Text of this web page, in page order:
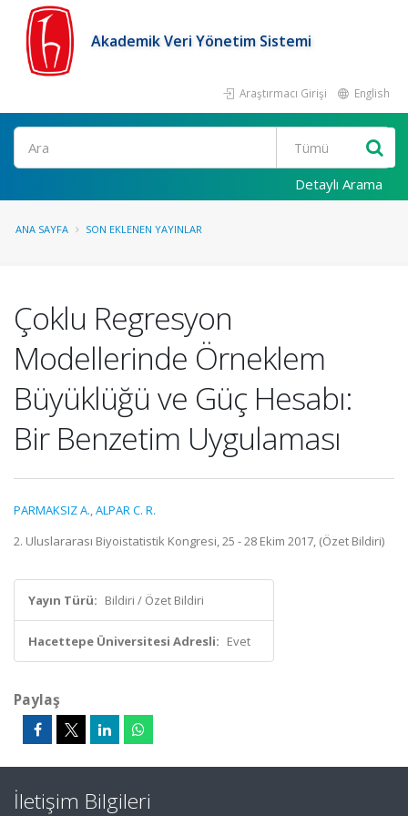
Akademik Veri Yönetim Sistemi
Araştırmacı Girişi English
Ara
Detaylı Arama
ANA SAYFA SON EKLENEN YAYINLAR
Çoklu Regresyon
Modellerinde Örneklem
Büyüklüğü ve Güç Hesabı:
Bir Benzetim Uygulaması
PARMAKSIZ A.,ALPAR C. R.
2. Uluslararası Biyoistatistik Kongresi, 25 - 28 Ekim 2017, (Özet Bildiri)
Yayın Türü: Bildiri / Özet Bildiri
Hacettepe Üniversitesi Adresli: Evet
Paylaş
İletişim Bilgileri